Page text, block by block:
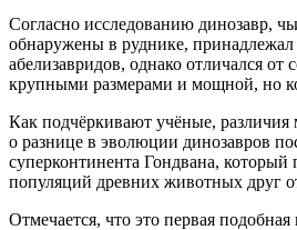
Согласно исследованию динозавр,
обнаружены в руднике, принадлежал
абелизавридов, однако отличался от
крупными размерами и мощной, но
Как подчёркивают учёные, различия
о разнице в эволюции динозавров
суперконтинента Гондвана, который
популяций древних животных друг
Отмечается, что это первая